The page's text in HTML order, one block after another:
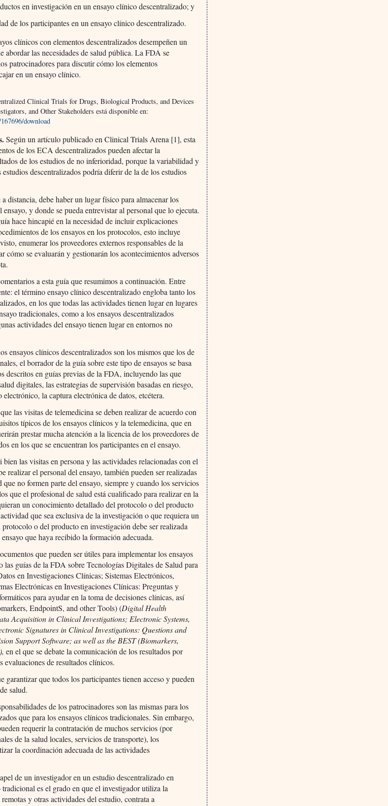
en investigación en un ensayo clínico descentralizado; y
de los participantes en un ensayo clínico descentralizado.
clínicos con elementos descentralizados desempeñen un
abordar las necesidades de salud pública. La FDA se
patrocinadores para discutir cómo los elementos
en un ensayo clínico.
Clinical Trials for Drugs, Biological Products, and Devices
and Other Stakeholders está disponible en:
download
Según un artículo publicado en Clinical Trials Arena [1], esta
de los ECA descentralizados pueden afectar la
de los estudios de no inferioridad, porque la variabilidad y
descentralizados podría diferir de la de los estudios
distancia, debe haber un lugar físico para almacenar los
y donde se pueda entrevistar al personal que lo ejecuta.
hace hincapié en la necesidad de incluir explicaciones
de los ensayos en los protocolos, esto incluye
enumerar los proveedores externos responsables de la
cómo se evaluarán y gestionarán los acontecimientos adversos
a esta guía que resumimos a continuación. Entre
el término ensayo clínico descentralizado engloba tanto los
en los que todas las actividades tienen lugar en lugares
tradicionales, como a los ensayos descentralizados
actividades del ensayo tienen lugar en entornos no
ensayos clínicos descentralizados son los mismos que los de
el borrador de la guía sobre este tipo de ensayos se basa
descritos en guías previas de la FDA, incluyendo las que
digitales, las estrategias de supervisión basadas en riesgo,
la captura electrónica de datos, etcétera.
las visitas de telemedicina se deben realizar de acuerdo con
típicos de los ensayos clínicos y la telemedicina, que en
prestar mucha atención a la licencia de los proveedores de
en los que se encuentran los participantes en el ensayo.
las visitas en persona y las actividades relacionadas con el
realizar el personal del ensayo, también pueden ser realizadas
que no formen parte del ensayo, siempre y cuando los servicios
que el profesional de salud está cualificado para realizar en la
un conocimiento detallado del protocolo o del producto
que sea exclusiva de la investigación o que requiera un
o del producto en investigación debe ser realizada
que haya recibido la formación adecuada.
que pueden ser útiles para implementar los ensayos
las guías de la FDA sobre Tecnologías Digitales de Salud para
en Investigaciones Clínicas; Sistemas Electrónicos,
Electrónicas en Investigaciones Clínicas: Preguntas y
para ayudar en la toma de decisiones clínicas, así
EndpointS, and other Tools) (Digital Health
Acquisition in Clinical Investigations; Electronic Systems,
Signatures in Clinical Investigations: Questions and
Support Software; as well as the BEST (Biomarkers,
en el que se debate la comunicación de los resultados por
evaluaciones de resultados clínicos.
garantizar que todos los participantes tienen acceso y pueden
salud.
de los patrocinadores son las mismas para los
que para los ensayos clínicos tradicionales. Sin embargo,
requerir la contratación de muchos servicios (por
de la salud locales, servicios de transporte), los
la coordinación adecuada de las actividades
de un investigador en un estudio descentralizado en
es el grado en que el investigador utiliza la
y otras actividades del estudio, contrata a